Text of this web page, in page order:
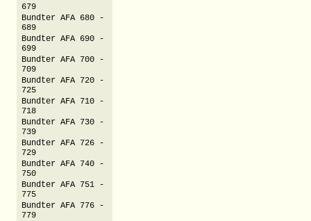
679
Bundter AFA 680 -
689
Bundter AFA 690 -
699
Bundter AFA 700 -
709
Bundter AFA 720 -
725
Bundter AFA 710 -
718
Bundter AFA 730 -
739
Bundter AFA 726 -
729
Bundter AFA 740 -
750
Bundter AFA 751 -
775
Bundter AFA 776 -
779